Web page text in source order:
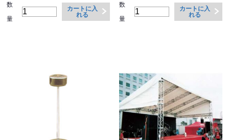
数
量
カートに入
れる
数
量
カートに入
れる